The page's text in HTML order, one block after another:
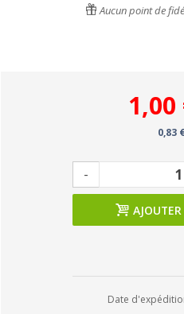
Aucun point de
1,00
0,83
-
Date